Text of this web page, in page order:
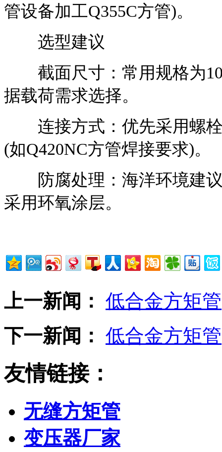
管设备加工Q355C方管)。
选型建议
截面尺寸：常用规格为
据载荷需求选择。
连接方式：优先采用螺栓
(如Q420NC方管焊接要求)。
防腐处理：海洋环境建议
采用环氧涂层。
上一新闻： 低合金方矩管
下一新闻： 低合金方矩管
友情链接：
无缝方矩管
变压器厂家